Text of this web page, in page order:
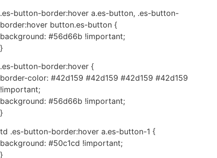
.es-button-border:hover a.es-button, .es-button-
border:hover button.es-button {
background: #56d66b !important;
}
.es-button-border:hover {
border-color: #42d159 #42d159 #42d159 #42d159
!important;
background: #56d66b !important;
}
td .es-button-border:hover a.es-button-1 {
background: #50c1cd !important;
}